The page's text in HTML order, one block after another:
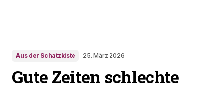
Aus der Schatzkiste 25. März 2026
Gute Zeiten schlechte